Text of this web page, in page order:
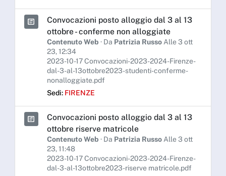
Convocazioni posto alloggio dal 3 al 13
ottobre - conferme non alloggiate
Contenuto Web · Da Patrizia Russo Alle 3 ott
23, 12:34
2023-10-17 Convocazioni-2023-2024-Firenze-
dal-3-al-13ottobre2023-studenti-conferme-
nonalloggiate.pdf
Sedi: FIRENZE
Convocazioni posto alloggio dal 3 al 13
ottobre riserve matricole
Contenuto Web · Da Patrizia RussoAlle 3 ott
23, 11:48
2023-10-17 Convocazioni-2023-2024-Firenze-
dal-3-al-13ottobre2023-riserve matricole.pdf